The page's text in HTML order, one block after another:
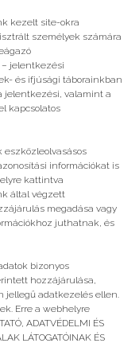
kezelt site-okra
személyek számára
jelentkezési
és ifjúsági táborainkban
jelentkezési, valamint a
kapcsolatos
információkat is
kattintva
által végzett
megadása vagy
juthatnak, és
bizonyos
hozzájárulása,
jellegű adatkezelés ellen.
Erre a webhelyre
ADATVÉDELMI ÉS
LÁTOGATÓINAK ÉS